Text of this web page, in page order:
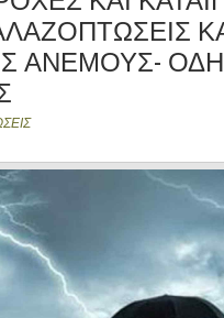
ΑΝΈΜΟΥΣ-